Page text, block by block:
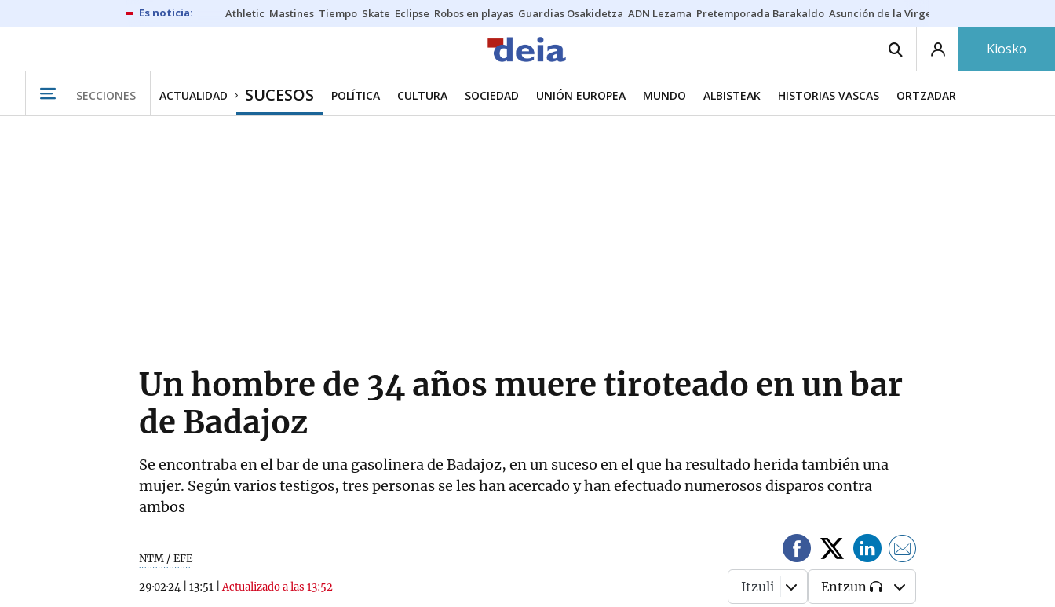
Athletic Mastines Tiempo Skate Eclipse Robos en playas Guardias Osakidetza ADN Lezama Pretemporada Barakaldo Asunción de la Virgen
Kiosko
SECCIONES ACTUALIDAD SUCESOS POLÍTICA CULTURA SOCIEDAD UNIÓN EUROPEA MUNDO ALBISTEAK HISTORIAS VASCAS ORTZADAR
Un hombre de 34 años muere tiroteado en un bar
de Badajoz
Se encontraba en el bar de una gasolinera de Badajoz, en un suceso en el que ha resultado herida también una
mujer. Según varios testigos, tres personas se les han acercado y han efectuado numerosos disparos contra
ambos
NTM / EFE
29·02·24 13:51 |Actualizado a las 13:52 Itzuli Entzun